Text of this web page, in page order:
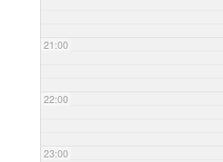
21:00
22:00
23:00